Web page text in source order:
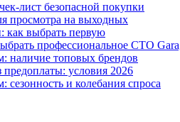
лист безопасной покупки
просмотра на выходных
как выбрать первую
профессиональное СТО
наличие топовых брендов
предоплаты: условия 2026
сезонность и колебания спроса